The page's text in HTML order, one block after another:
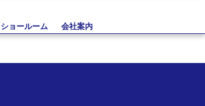
ショールーム 会社案内